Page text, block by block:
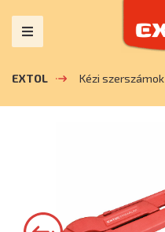
EXTOL Kézi szerszámok